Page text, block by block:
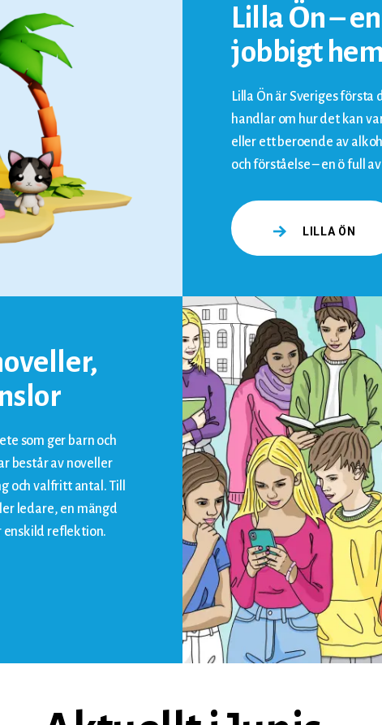
Lilla Ön –
jobbigt
Lilla Ön är Sveriges
handlar om hur det kan
eller ett beroende av
och förståelse – en ö full
LILLA ÖN
som ger barn och
består av noveller
och valfritt antal. Till
ledare, en mängd
enskild reflektion.